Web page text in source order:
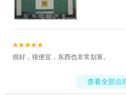


很好，很便宜，东西也非常划算。
查看全部点